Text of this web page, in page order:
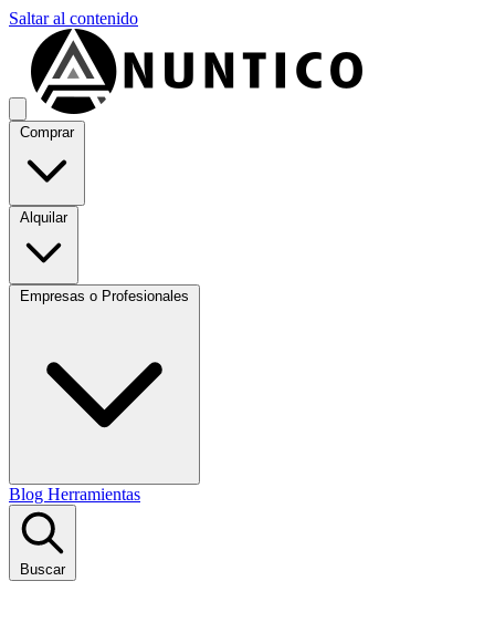
Saltar al contenido
Comprar
Alquilar
Empresas o Profesionales
Blog Herramientas
Buscar